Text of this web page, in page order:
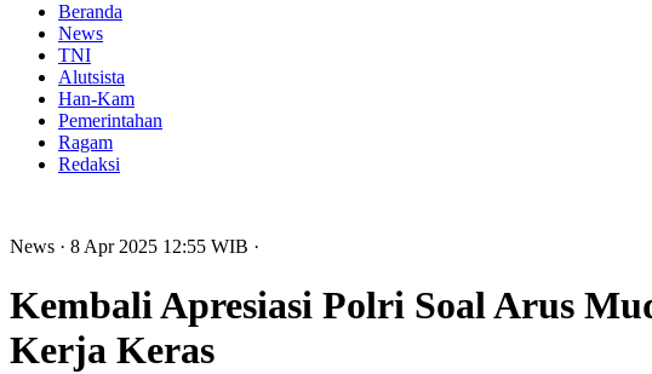
Beranda
News
TNI
Alutsista
Han-Kam
Pemerintahan
Ragam
Redaksi
News · 8 Apr 2025 12:55 WIB ·
Kembali Apresiasi Polri Soal Arus
Kerja Keras